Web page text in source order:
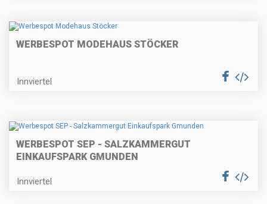
WERBESPOT MODEHAUS STÖCKER
Innviertel
WERBESPOT SEP - SALZKAMMERGUT
EINKAUFSPARK GMUNDEN
Innviertel